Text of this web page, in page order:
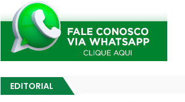
EDITORIAL